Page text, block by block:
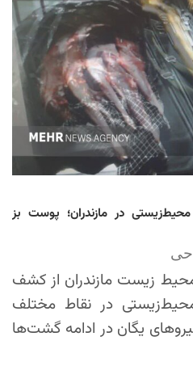
در مازندران؛ پوست بز
زیست مازندران از کشف
در نقاط مختلف
یگان در ادامه گشت‌ها